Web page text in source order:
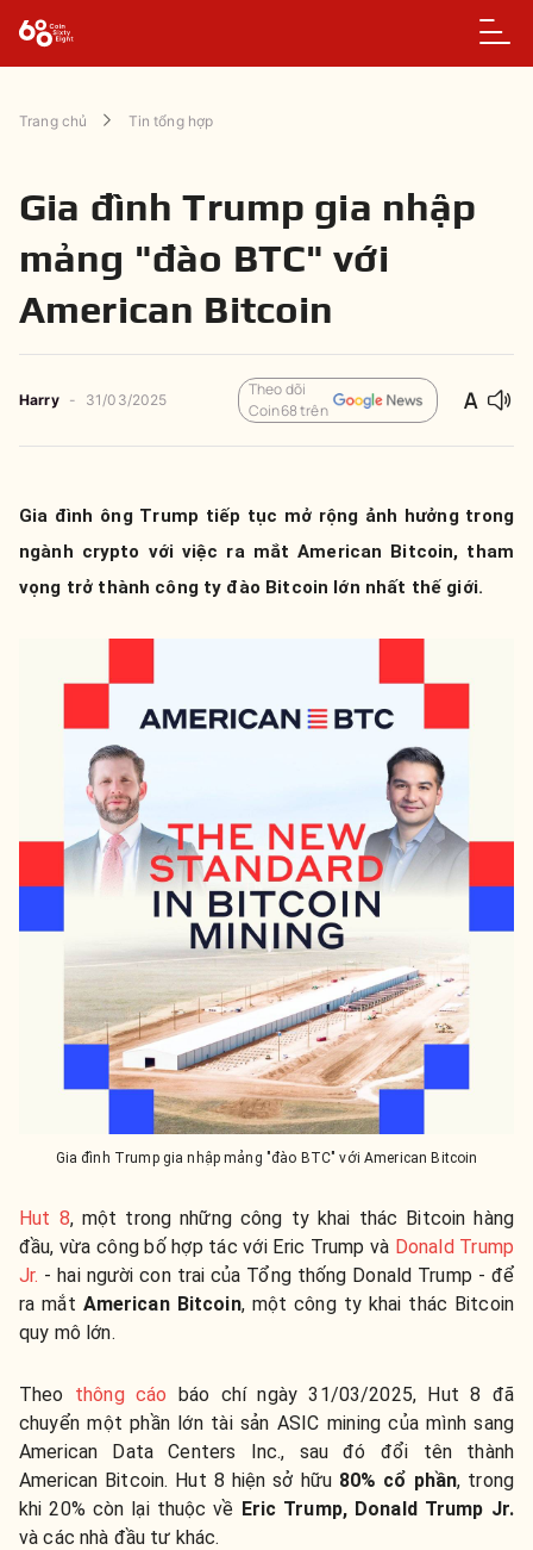
Trang chủ Tin tổng hợp
Gia đình Trump gia nhập
mảng "đào BTC" với
American Bitcoin
Harry - 31/03/2025
Theo dõi
Coin68 trên
Gia đình ông Trump tiếp tục mở rộng ảnh hưởng trong
ngành crypto với việc ra mắt American Bitcoin, tham
vọng trở thành công ty đào Bitcoin lớn nhất thế giới.
Gia đình Trump gia nhập mảng "đào BTC" với American Bitcoin
Hut 8, một trong những công ty khai thác Bitcoin hàng
đầu, vừa công bố hợp tác với Eric Trump và Donald Trump
Jr. - hai người con trai của Tổng thống Donald Trump - để
ra mắt American Bitcoin, một công ty khai thác Bitcoin
quy mô lớn.
Theo thông cáo báo chí ngày 31/03/2025, Hut 8 đã
chuyển một phần lớn tài sản ASIC mining của mình sang
American Data Centers Inc., sau đó đổi tên thành
American Bitcoin. Hut 8 hiện sở hữu 80% cổ phần, trong
khi 20% còn lại thuộc về Eric Trump, Donald Trump Jr.
và các nhà đầu tư khác.